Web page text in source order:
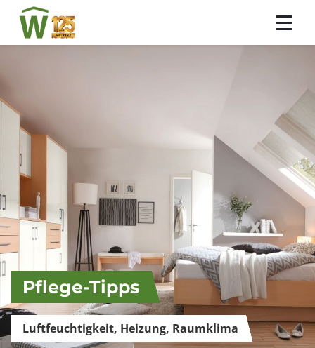
Pflege-Tipps
Luftfeuchtigkeit, Heizung, Raumklima